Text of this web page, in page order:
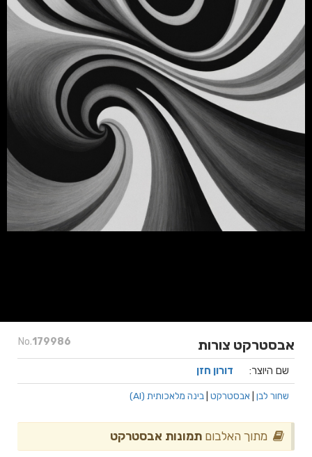
No.179986 אבסטרקט צורות
שם היוצר: דורון חזן
שחור לבן אבסטרקט בינה מלאכותית (AI)
מתוך האלבום תמונות אבסטרקט